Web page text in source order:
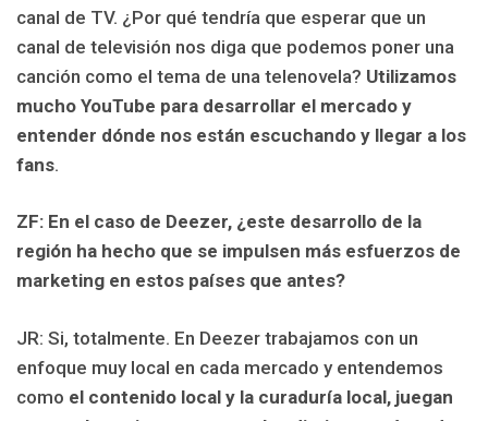
canal de TV. ¿Por qué tendría que esperar que un
canal de televisión nos diga que podemos poner una
canción como el tema de una telenovela? Utilizamos
mucho YouTube para desarrollar el mercado y
entender dónde nos están escuchando y llegar a los
fans.
ZF: En el caso de Deezer, ¿este desarrollo de la
región ha hecho que se impulsen más esfuerzos de
marketing en estos países que antes?
JR: Si, totalmente. En Deezer trabajamos con un
enfoque muy local en cada mercado y entendemos
como el contenido local y la curaduría local, juegan